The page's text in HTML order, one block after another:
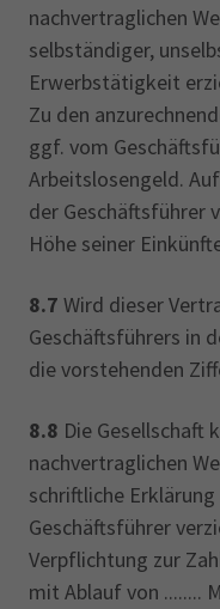
nachvertraglichen
selbständiger,
Erwerbstätigkeit
Zu den
ggf. vom
Arbeitslosengeld.
der Geschäftsführer
Höhe seiner
8.7 Wird dieser
Geschäftsführers in
die vorstehenden
8.8 Die Gesellschaft
nachvertraglichen
schriftliche
Geschäftsführer
Verpflichtung zur
mit Ablauf von ........